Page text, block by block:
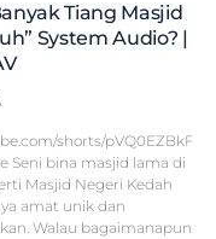
Tiang Masjid
System Audio? |
shorts/
Seni bina masjid lama di
Masjid Negeri Kedah
amat unik dan
Walau bagaimanapun,